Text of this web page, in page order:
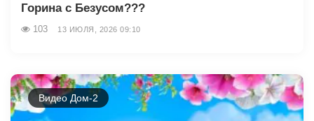
Горина с Безусом???
103 13 ИЮЛЯ, 2026 09:10
Видео Дом-2